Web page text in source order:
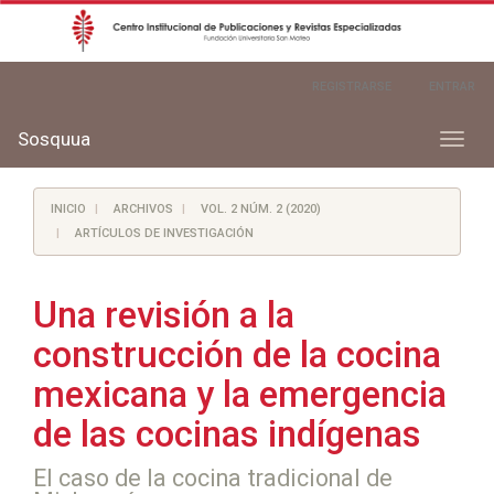
Barra
lateral
Toggle
Sosquua
INICIO ARCHIVOS
VOL. 2 NÚM. 2 (2020)
ARTÍCULOS DE INVESTIGACIÓN
Una revisión a la
construcción de la cocina
mexicana y la emergencia
de las cocinas indígenas
El caso de la cocina tradicional de